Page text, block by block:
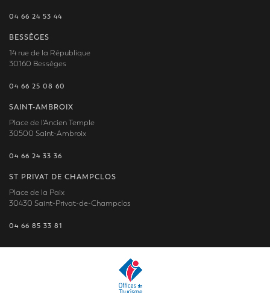
04 66 24 53 44
BESSÈGES
14 rue de la République
30160 Bessèges
04 66 25 08 60
SAINT-AMBROIX
Place de l'Ancien Temple
30500 Saint-Ambroix
04 66 24 33 36
ST PRIVAT DE CHAMPCLOS
Place de la Paix
30430 Saint-Privat-de-Champclos
04 66 85 33 81